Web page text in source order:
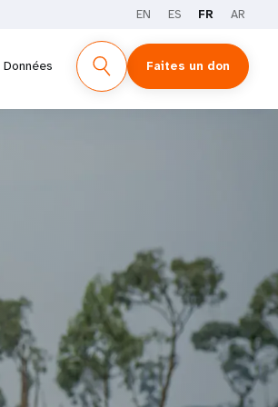
EN ES FR AR
Données Faites un don